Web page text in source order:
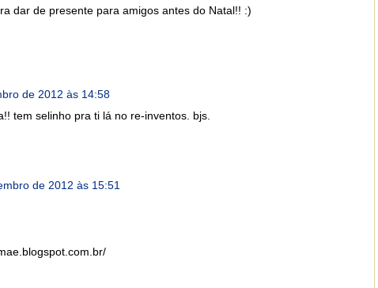
dar de presente para amigos antes do Natal!! :)
de 2012 às 14:58
tem selinho pra ti lá no re-inventos. bjs.
de 2012 às 15:51